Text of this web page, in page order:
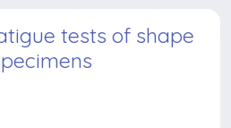
tests of shape